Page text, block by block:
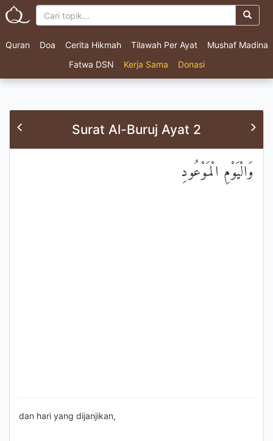
Quran Doa Cerita Hikmah Tilawah Per Ayat
Mushaf Madina
Fatwa DSN
Kerja Sama Donasi
Surat Al-Buruj Ayat 2
وَالْيَوْمِ الْمَوْعُودِ
dan hari yang dijanjikan,